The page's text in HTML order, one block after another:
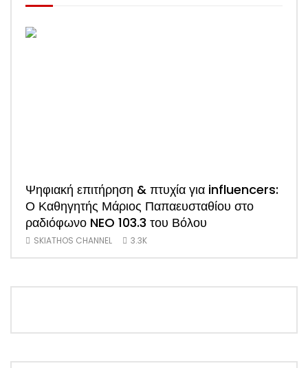
Ψηφιακή επιτήρηση & πτυχία για influencers:
Ο Καθηγητής Μάριος Παπαευσταθίου στο
ραδιόφωνο NEO 103.3 του Βόλου
SKIATHOS CHANNEL 3.3K